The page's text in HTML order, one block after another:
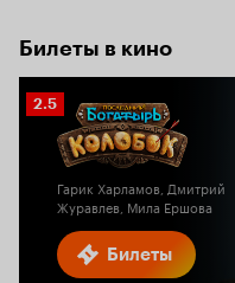
Билеты в кино
Билеты
Рейтинг
Кинопоиска
2.5
Гарик Харламов, Дмитрий
Журавлев, Мила Ершова